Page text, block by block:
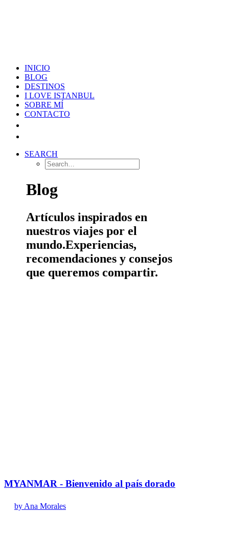
INICIO
BLOG
DESTINOS
I LOVE ISTANBUL
SOBRE MÍ
CONTACTO
SEARCH
Blog
Artículos inspirados en
nuestros viajes por el
mundo.Experiencias,
recomendaciones y consejos
que queremos compartir.
MYANMAR - Bienvenido al país dorado
by Ana Morales